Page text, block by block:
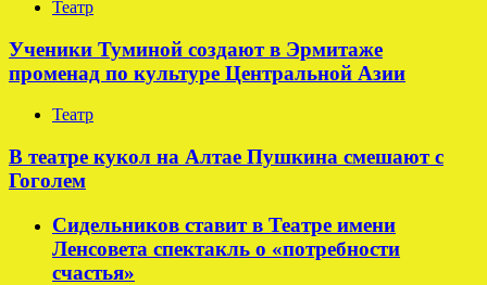
Театр
Ученики Туминой создают в Эрмитаже
променад по культуре Центральной Азии
Театр
В театре кукол на Алтае Пушкина смешают с
Гоголем
Сидельников ставит в Театре имени
Ленсовета спектакль о «потребности
счастья»